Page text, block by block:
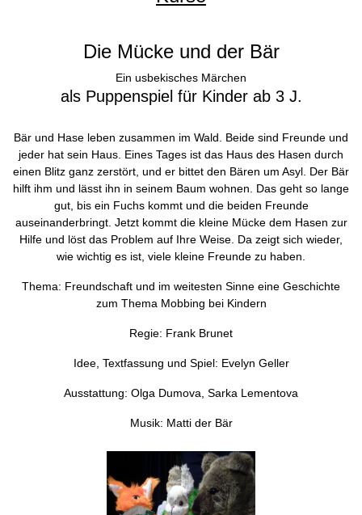
Die Mücke und der Bär
Ein usbekisches Märchen
als Puppenspiel für Kinder ab 3 J.
Bär und Hase leben zusammen im Wald. Beide sind Freunde und
jeder hat sein Haus. Eines Tages ist das Haus des Hasen durch
einen Blitz ganz zerstört, und er bittet den Bären um Asyl. Der Bär
hilft ihm und lässt ihn in seinem Baum wohnen. Das geht so lange
gut, bis ein Fuchs kommt und die beiden Freunde
auseinanderbringt. Jetzt kommt die kleine Mücke dem Hasen zur
Hilfe und löst das Problem auf Ihre Weise. Da zeigt sich wieder,
wie wichtig es ist, viele kleine Freunde zu haben.
Thema: Freundschaft und im weitesten Sinne eine Geschichte
zum Thema Mobbing bei Kindern
Regie: Frank Brunet
Idee, Textfassung und Spiel: Evelyn Geller
Ausstattung: Olga Dumova, Sarka Lementova
Musik: Matti der Bär